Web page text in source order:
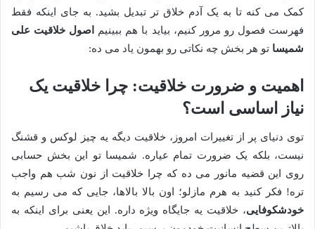
کمک می کنه تا به یک آدم خلاق تر تبدیل بشید. به جای اینکه فقط
فهرست فصول رو مرور کنیم، بیاید با هم ببینیم
اصول خلاقیت علی
شمیسا تو هر بخش چه نکاتی رو بهمون یاد می ده:
اهمیت و ضرورت خلاقیت: چرا خلاقیت یک
نیاز اساسی است؟
توی دنیای پر از تغییرات امروز، خلاقیت دیگه یه چیز لوکس و قشنگ
نیست، بلکه یک ضرورت تمام عیاره. شمیسا تو این بخش حسابی
روی این قضیه مانور می ده که چرا خلاقیت از نون شب هم واجب
تره! فکر کنید به هرم مازلو؛ اون بالا بالاها، جایی که می رسیم به
خودشکوفایی، خلاقیت یه جایگاه ویژه داره. این یعنی برای اینکه به